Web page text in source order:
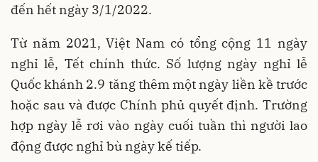
đến hết ngày 3/1/2022.
Từ năm 2021, Việt Nam có tổng cộng 11 ngày
nghỉ lễ, Tết chính thức. Số lượng ngày nghỉ lễ
Quốc khánh 2.9 tăng thêm một ngày liền kề trước
hoặc sau và được Chính phủ quyết định. Trường
hợp ngày lễ rơi vào ngày cuối tuần thì người lao
động được nghỉ bù ngày kế tiếp.